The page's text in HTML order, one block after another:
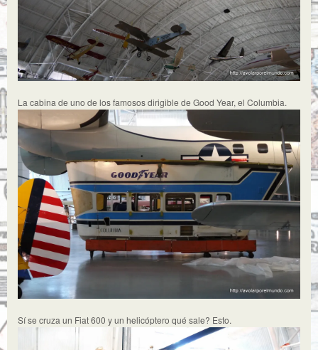
La cabina de uno de los famosos dirigible de Good Year, el Columbia.
Sí se cruza un Fiat 600 y un helicóptero qué sale? Esto.